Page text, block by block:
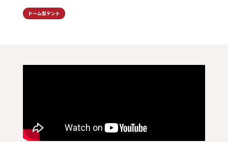
ドーム型テント